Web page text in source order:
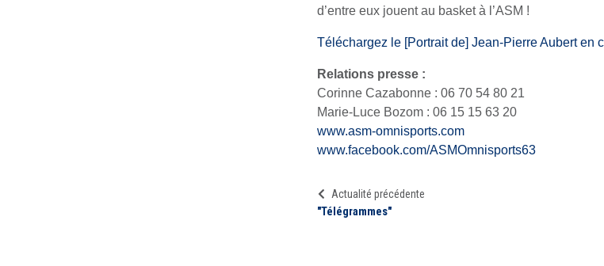
d’entre eux jouent au basket à l’ASM !
Téléchargez le [Portrait de] Jean-Pierre Aubert en
Relations presse :
Corinne Cazabonne : 06 70 54 80 21
Marie-Luce Bozom : 06 15 15 63 20
www.asm-omnisports.com
www.facebook.com/ASMOmnisports63
Actualité précédente
"Télégrammes"